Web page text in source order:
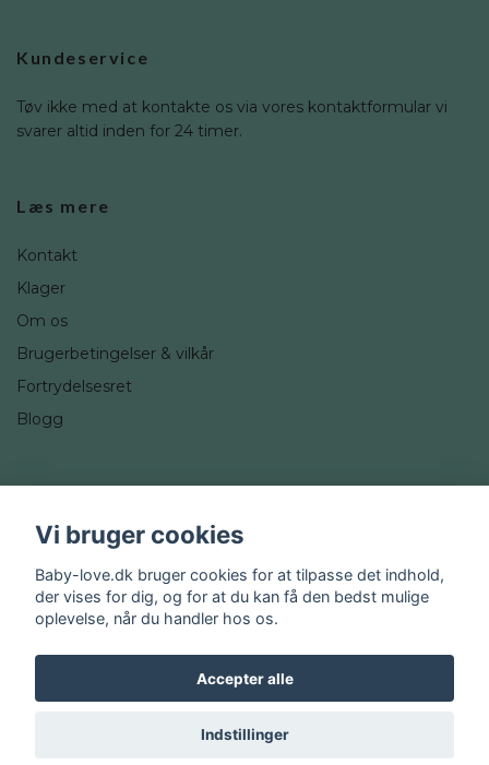
Kundeservice
Tøv ikke med at kontakte os via vores kontaktformular vi
svarer altid inden for 24 timer.
Læs mere
Kontakt
Klager
Om os
Brugerbetingelser & vilkår
Fortrydelsesret
Blogg
Instagram
© 2026 Baby-love.dk
Vi bruger cookies
Baby-love.dk bruger cookies for at tilpasse det indhold,
der vises for dig, og for at du kan få den bedst mulige
oplevelse, når du handler hos os.
Accepter alle
Indstillinger